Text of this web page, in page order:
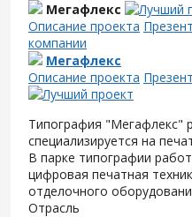
Мегафлекс
Описание проекта
компании
Мегафлекс
Описание проекта
Типография "Мегафлекс"
специализируется на
В парке типографии
цифровая печатная
отделочного
Отрасль